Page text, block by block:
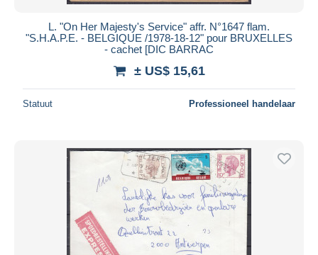
L. "On Her Majesty's Service" affr. N°1647 flam.
"S.H.A.P.E. - BELGIQUE /1978-18-12" pour BRUXELLES
- cachet [DIC BARRAC
± US$ 15,61
Statuut Professioneel handelaar